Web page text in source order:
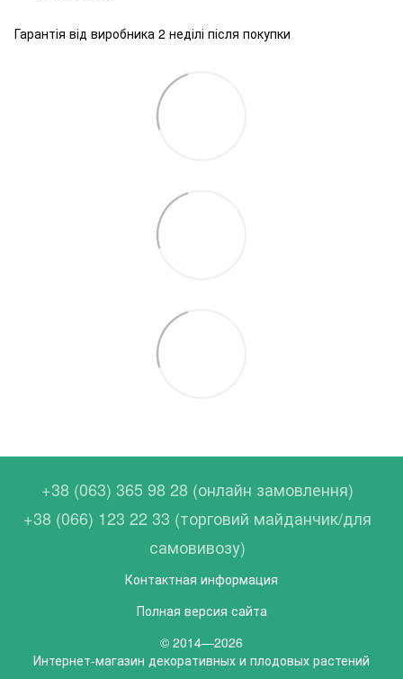
Гарантія від виробника 2 неділі після покупки
+38 (063) 365 98 28 (онлайн замовлення)
+38 (066) 123 22 33 (торговий майданчик/для
самовивозу)
Контактная информация
Полная версия сайта
© 2014—2026
Интернет-магазин декоративных и плодовых растений